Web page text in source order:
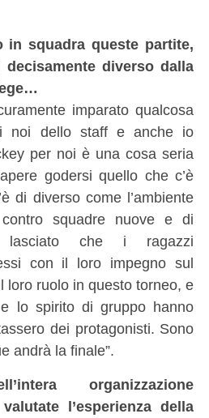
in squadra queste partite,
diverso dalla
imparato qualcosa
noi dello staff e anche io
per noi è una cosa seria
godersi quello che c’è
di diverso come l’ambiente
squadre nuove e di
lasciato che i ragazzi
con il loro impegno sul
loro ruolo in questo torneo, e
lo spirito di gruppo hanno
dei protagonisti. Sono
andrà la finale”.
organizzazione
l’esperienza della